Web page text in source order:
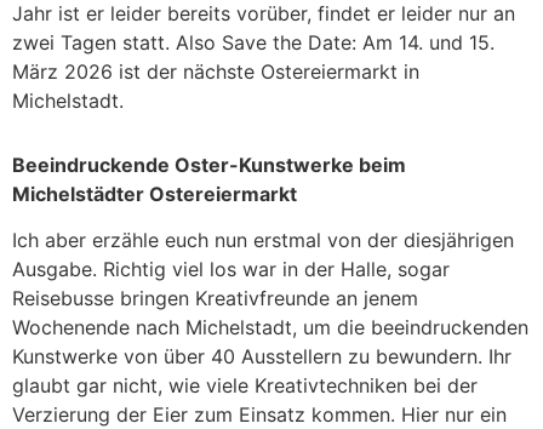
Jahr ist er leider bereits vorüber, findet er leider nur an
zwei Tagen statt. Also Save the Date: Am 14. und 15.
März 2026 ist der nächste Ostereiermarkt in
Michelstadt.
Beeindruckende Oster-Kunstwerke beim
Michelstädter Ostereiermarkt
Ich aber erzähle euch nun erstmal von der diesjährigen
Ausgabe. Richtig viel los war in der Halle, sogar
Reisebusse bringen Kreativfreunde an jenem
Wochenende nach Michelstadt, um die beeindruckenden
Kunstwerke von über 40 Ausstellern zu bewundern. Ihr
glaubt gar nicht, wie viele Kreativtechniken bei der
Verzierung der Eier zum Einsatz kommen. Hier nur ein